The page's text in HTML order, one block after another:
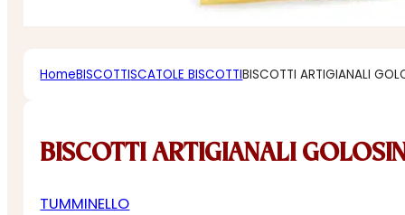
HomeBISCOTTISCATOLE BISCOTTIBISCOTTI ARTIGIANALI
BISCOTTI ARTIGIANALI
TUMMINELLO